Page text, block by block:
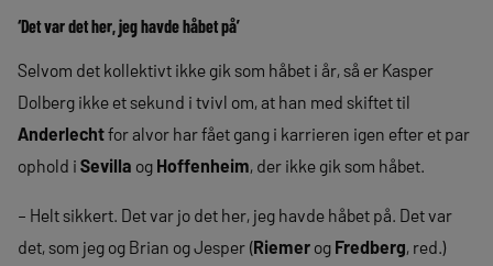
‘Det var det her, jeg havde håbet på’
Selvom det kollektivt ikke gik som håbet i år, så er Kasper
Dolberg ikke et sekund i tvivl om, at han med skiftet til
Anderlechtfor alvor har fået gang i karrieren igen efter et par
ophold i Sevilla og Hoffenheim, der ikke gik som håbet.
– Helt sikkert. Det var jo det her, jeg havde håbet på. Det var
det, som jeg og Brian og Jesper (Riemer og Fredberg, red.)